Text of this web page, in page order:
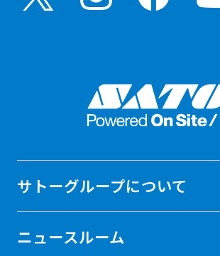
サトーグループについて
ニュースルーム